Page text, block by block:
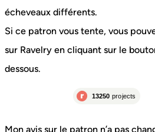
écheveaux différents.
Si ce patron vous tente, vous
sur Ravelry en cliquant sur le
dessous.
Mon avis sur le patron n’a pas